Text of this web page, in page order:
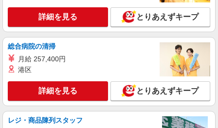
詳細を見る とりあえずキープ
総合病院の清掃
月給 257,400円
港区
詳細を見る とりあえずキープ
レジ・商品陳列スタッフ